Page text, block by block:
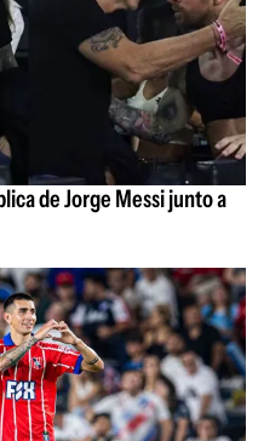
de Jorge Messi junto a